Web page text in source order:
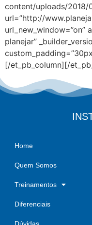
content/uploads/2018/
url=”http://
url_new_window=”on”
planejar”
[/et_pb_column][/
Home
Quem Somos
Treinamentos
Diferenciais